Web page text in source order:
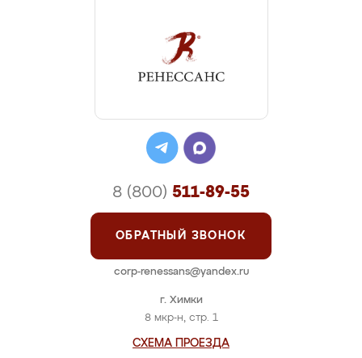
г. Химки
8 мкр-н, стр. 1
СХЕМА ПРОЕЗДА
8 (800) 511-89-55
ОБРАТНЫЙ ЗВОНОК
corp-renessans@yandex.ru